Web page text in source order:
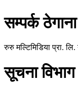
सम्पर्क ठेगाना
रुरु मल्टिमिडिया प्रा.
सूचना विभाग